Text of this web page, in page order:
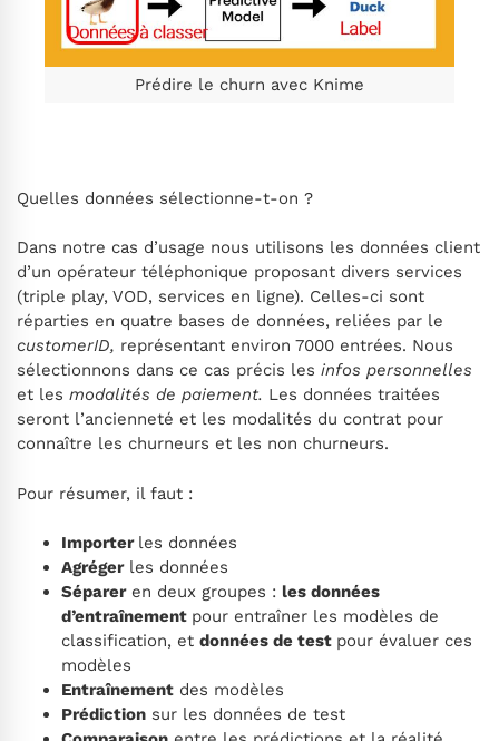
Prédire le churn avec Knime
Quelles données sélectionne-t-on ?
Dans notre cas d’usage nous utilisons les données client
d’un opérateur téléphonique proposant divers services
(triple play, VOD, services en ligne). Celles-ci sont
réparties en quatre bases de données, reliées par le
customerID, représentant environ 7000 entrées. Nous
sélectionnons dans ce cas précis les infos personnelles
et les modalités de paiement. Les données traitées
seront l’ancienneté et les modalités du contrat pour
connaître les churneurs et les non churneurs.
Pour résumer, il faut :
Importer les données
Agrégerles données
Sépareren deux groupes : les données
d’entraînement pour entraîner les modèles de
classification, et données de test pour évaluer ces
modèles
Entraînement des modèles
Prédiction sur les données de test